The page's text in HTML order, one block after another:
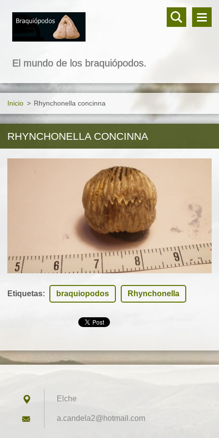
El mundo de los braquiópodos.
Inicio > Rhynchonella concinna
RHYNCHONELLA CONCINNA
Etiquetas: braquiopodos Rhynchonella
Elche
a.candel a2@hotmail.com